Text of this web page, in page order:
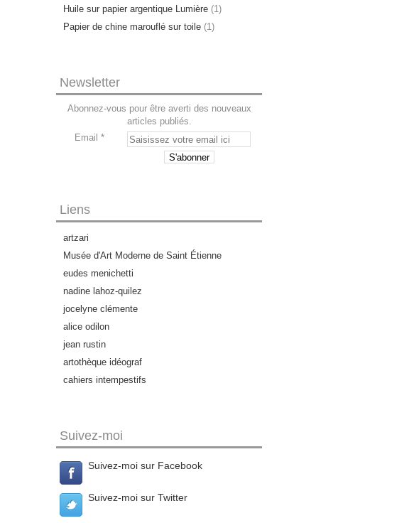
Huile sur papier argentique Lumière (1)
Papier de chine marouflé sur toile (1)
Newsletter
Abonnez-vous pour être averti des nouveaux
articles publiés.
Email
Liens
artzari
Musée d'Art Moderne de Saint Étienne
eudes menichetti
nadine lahoz-quilez
jocelyne clémente
alice odilon
jean rustin
artothèque idéograf
cahiers intempestifs
Suivez-moi
Suivez-moi sur Facebook
Suivez-moi sur Twitter